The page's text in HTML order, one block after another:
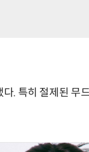
. 특히 절제된 무